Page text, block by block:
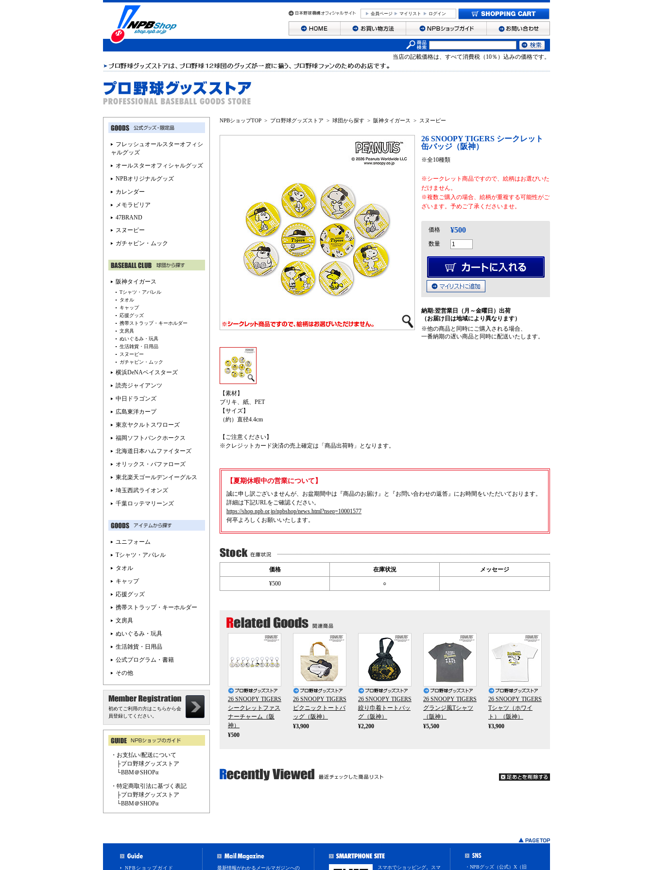
会員ページ マイリスト ログイン
当店の記載価格は、すべて消費税（10％）込みの価格です。
NPBショップTOP > プロ野球グッズストア > 球団から探す > 阪神タイガース > スヌーピー
26 SNOOPY TIGERS シークレット
缶バッジ（阪神）
※全10種類
※シークレット商品ですので、絵柄はお選びいた
だけません。
※複数ご購入の場合、絵柄が重複する可能性がご
ざいます。予めご了承くださいませ。
価格 ¥500
数量
納期:翌営業日（月～金曜日）出荷
（お届け日は地域により異なります）
※他の商品と同時にご購入される場合、
一番納期の遅い商品と同時に配送いたします。
【素材】
ブリキ、紙、PET
【サイズ】
（約）直径4.4cm
【ご注意ください】
※クレジットカード決済の売上確定は「商品出荷時」となります。
【夏期休暇中の営業について】
誠に申し訳ございませんが、お盆期間中は『商品のお届け』と『お問い合わせの返答』にお時間をいただいております。
詳細は下記URLをご確認ください。
https://shop.npb.or.jp/npbshop/news.html?nseq=10001577
何卒よろしくお願いいたします。
価格 在庫状況 メッセージ
¥500 ○
26 SNOOPY TIGERS
シークレットファス
ナーチャーム（阪
神）
¥500
26 SNOOPY TIGERS
ピクニックトートバ
ッグ（阪神）
¥3,900
26 SNOOPY TIGERS
絞り巾着トートバッ
グ（阪神）
¥2,200
26 SNOOPY TIGERS
グランジ風Tシャツ
（阪神）
¥5,500
26 SNOOPY TIGERS
Tシャツ（ホワイ
ト）（阪神）
¥3,900
フレッシュオールスターオフィシ
ャルグッズ
オールスターオフィシャルグッズ
NPBオリジナルグッズ
カレンダー
メモラビリア
47BRAND
スヌーピー
ガチャピン・ムック
阪神タイガース
Tシャツ・アパレル
タオル
キャップ
応援グッズ
携帯ストラップ・キーホルダー
文房具
ぬいぐるみ・玩具
生活雑貨・日用品
スヌーピー
ガチャピン・ムック
横浜DeNAベイスターズ
読売ジャイアンツ
中日ドラゴンズ
広島東洋カープ
東京ヤクルトスワローズ
福岡ソフトバンクホークス
北海道日本ハムファイターズ
オリックス・バファローズ
東北楽天ゴールデンイーグルス
埼玉西武ライオンズ
千葉ロッテマリーンズ
ユニフォーム
Tシャツ・アパレル
タオル
キャップ
応援グッズ
携帯ストラップ・キーホルダー
文房具
ぬいぐるみ・玩具
生活雑貨・日用品
公式プログラム・書籍
その他
初めてご利用の方はこちらから会
員登録してください。
・お支払い/配送について
├プロ野球グッズストア
└BBM＠SHOPα
・特定商取引法に基づく表記
├プロ野球グッズストア
└BBM＠SHOPα
NPBショップガイド 最新情報がわかるメールマガジンへの スマホでショッピング。スマ ・NPBグッズ（公式）X（旧